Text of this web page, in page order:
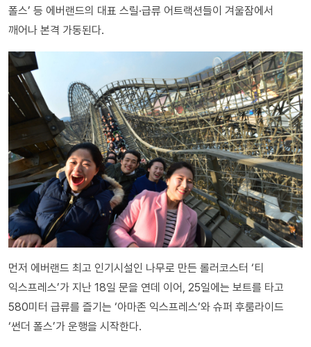
폴스’ 등 에버랜드의 대표 스릴·급류 어트랙션들이 겨울잠에서
깨어나 본격 가동된다.
먼저 에버랜드 최고 인기시설인 나무로 만든 롤러코스터 ‘티
익스프레스’가 지난 18일 문을 연데 이어, 25일에는 보트를 타고
580미터 급류를 즐기는 ‘아마존 익스프레스’와 슈퍼 후룸라이드
‘썬더 폴스’가 운행을 시작한다.